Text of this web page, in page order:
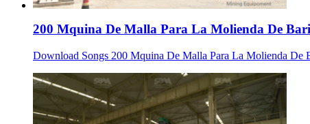
200 Mquina De Malla Para La Molienda De
Download Songs 200 Mquina De Malla Para La Molienda De